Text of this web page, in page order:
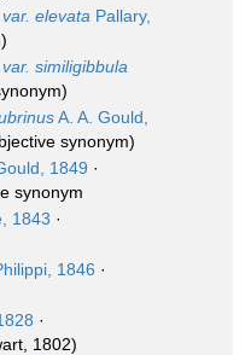
elevata Pallary,
similigibbula
A. A. Gould,
synonym)
1849 ·
synonym
1843 ·
1846 ·
·
1802)